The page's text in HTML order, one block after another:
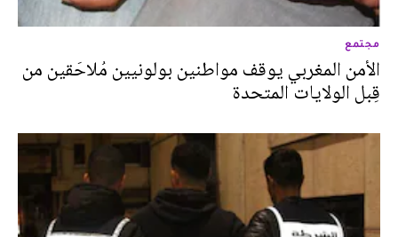
مجتمع
الأمن المغربي يوقف مواطنين بولونيين مُلاحَقين من
قِبل الولايات المتحدة